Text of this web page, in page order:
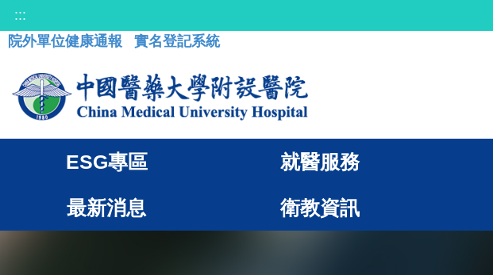
:::
院外單位健康通報
實名登記系統
ESG專區 就醫服務
最新消息 衛教資訊